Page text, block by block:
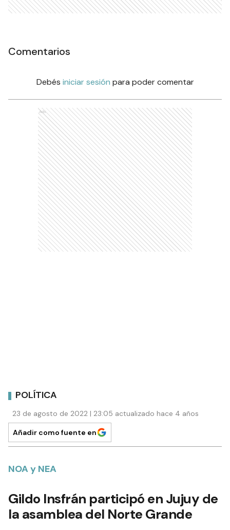
Comentarios
Debés iniciar sesión para poder comentar
Ads
POLÍTICA
23 de agosto de 2022 | 23:05 actualizado hace 4 años
Añadir como fuente en
NOA y NEA
Gildo Insfrán participó en Jujuy de
la asamblea del Norte Grande